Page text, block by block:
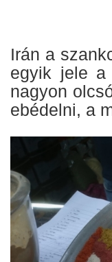
Irán a
egyik jele a
nagyon
ebédelni, a